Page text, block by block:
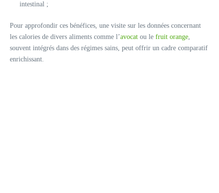
intestinal ;
Pour approfondir ces bénéfices, une visite sur les données concernant
les calories de divers aliments comme l’avocat ou le fruit orange,
souvent intégrés dans des régimes sains, peut offrir un cadre comparatif
enrichissant.